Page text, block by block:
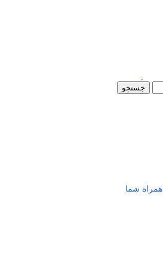
جستجو
همراه شما